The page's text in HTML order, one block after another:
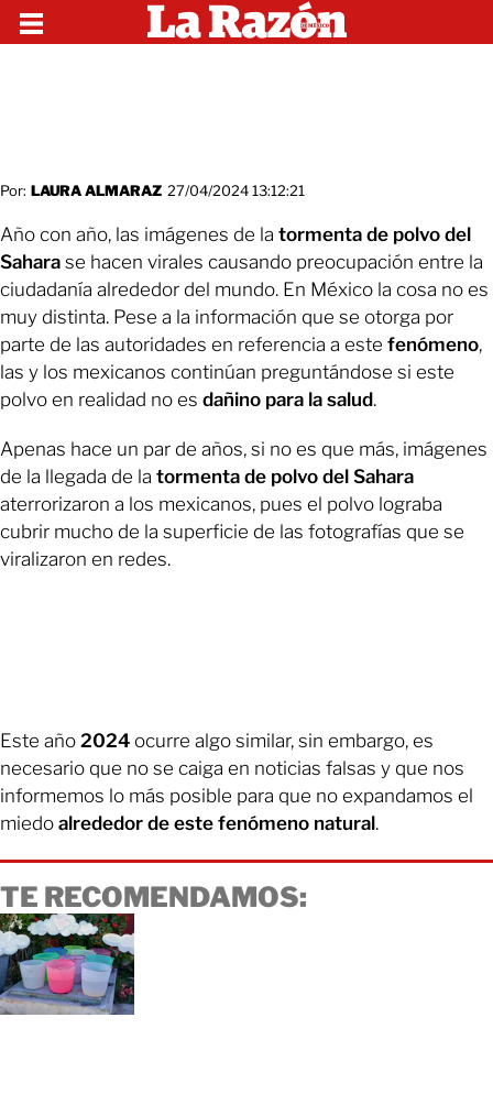
Por: LAURA ALMARAZ 27/04/2024 13:12:21
Año con año, las imágenes de la tormenta de polvo del
Sahara se hacen virales causando preocupación entre la
ciudadanía alrededor del mundo. En México la cosa no es
muy distinta. Pese a la información que se otorga por
parte de las autoridades en referencia a este fenómeno,
las y los mexicanos continúan preguntándose si este
polvo en realidad no es dañino para la salud.
Apenas hace un par de años, si no es que más, imágenes
de la llegada de la tormenta de polvo del Sahara
aterrorizaron a los mexicanos, pues el polvo lograba
cubrir mucho de la superficie de las fotografías que se
viralizaron en redes.
Este año 2024 ocurre algo similar, sin embargo, es
necesario que no se caiga en noticias falsas y que nos
informemos lo más posible para que no expandamos el
miedo alrededor de este fenómeno natural.
TE RECOMENDAMOS: